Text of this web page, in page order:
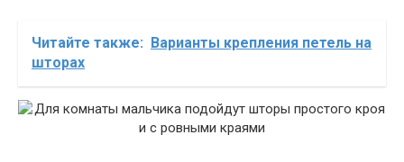
Читайте также:
Варианты крепления петель на
шторах